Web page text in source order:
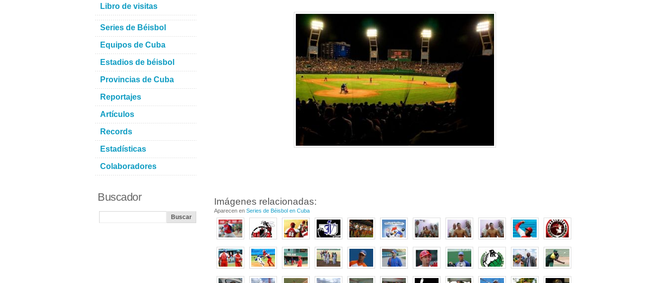
Imágenes relacionadas:
Aparecen en Series de Béisbol en Cuba
Libro de visitas
Series de Béisbol
Equipos de Cuba
Estadios de béisbol
Provincias de Cuba
Reportajes
Artículos
Records
Estadísticas
Colaboradores
Buscador